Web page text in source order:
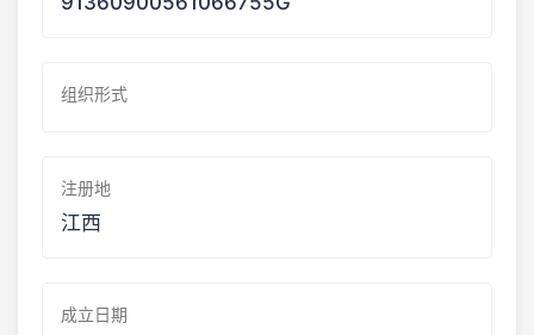
组织形式
注册地
江西
成立日期